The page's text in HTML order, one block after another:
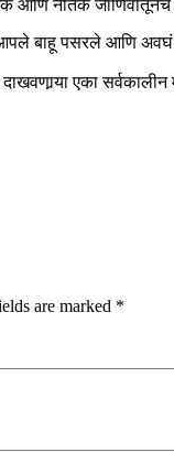
आणि नैतिक
आपले बाहू पसरले आणि
एका
are marked *